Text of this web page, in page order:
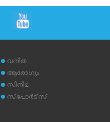
വനിത
ആരോഗ്യം
സിനിമ
സ്‌പോര്‍ട്‌സ്